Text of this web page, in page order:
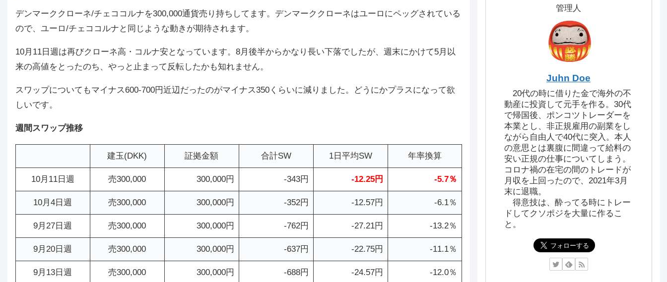
デンマーククローネ/チェココルナを300,000通貨売り持ちしてます。デンマーククローネはユーロにペッグされている
ので、ユーロ/チェココルナと同じような動きが期待されます。
10月11日週は再びクローネ高・コルナ安となっています。8月後半からかなり長い下落でしたが、週末にかけて5月以
来の高値をとったのち、やっと止まって反転したかも知れません。
スワップについてもマイナス600-700円近辺だったのがマイナス350くらいに減りました。どうにかプラスになって欲
しいです。
週間スワップ推移
建玉(DKK) 証拠金額 合計SW 1日平均SW 年率換算
10月11日週 売300,000 300,000円 -343円 -12.25円 -5.7％
10月4日週 売300,000 300,000円 -352円 -12.57円 -6.1％
9月27日週 売300,000 300,000円 -762円 -27.21円 -13.2％
9月20日週 売300,000 300,000円 -637円 -22.75円 -11.1％
9月13日週 売300,000 300,000円 -688円 -24.57円 -12.0％
管理人
Juhn Doe
20代の時に借りた金で海外の不
動産に投資して元手を作る。30代
で帰国後、ポンコツトレーダーを
本業とし、非正規雇用の副業をし
ながら自由人で40代に突入。本人
の意思とは裏腹に間違って給料の
安い正規の仕事についてしまう。
コロナ禍の在宅の間のトレードが
月収を上回ったので、2021年3月
末に退職。
得意技は、酔ってる時にトレー
ドしてクソポジを大量に作るこ
と。